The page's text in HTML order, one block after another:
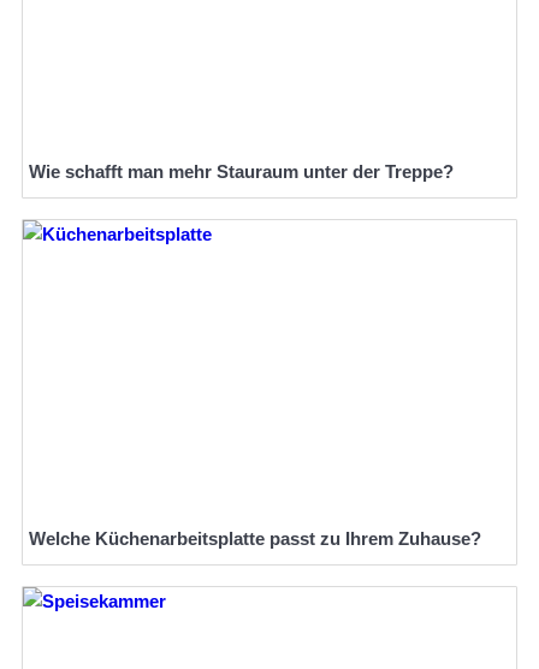
Wie schafft man mehr Stauraum unter der Treppe?
Welche Küchenarbeitsplatte passt zu Ihrem Zuhause?